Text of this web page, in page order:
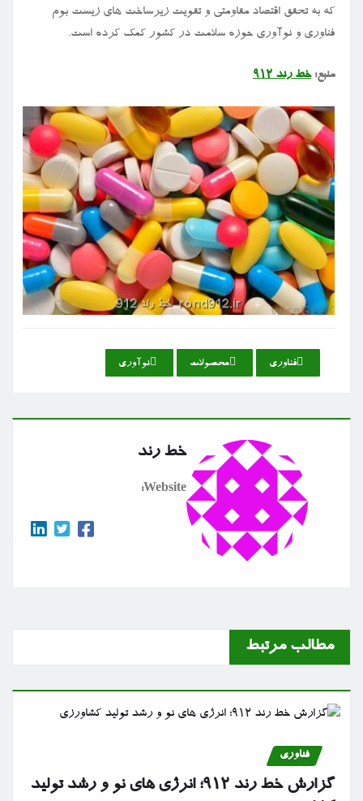
که به تحقق اقتصاد مقاومتی و تقویت زیرساخت های زیست بوم
فناوری و نوآوری حوزه سلامت در کشور کمک کرده است.
منبع:خط رند ۹۱۲
فناوری محصولات نوآوری
خط رند
Website:
مطالب مرتبط
فناوری
گزارش خط رند ۹۱۲؛ انرژی های نو و رشد تولید